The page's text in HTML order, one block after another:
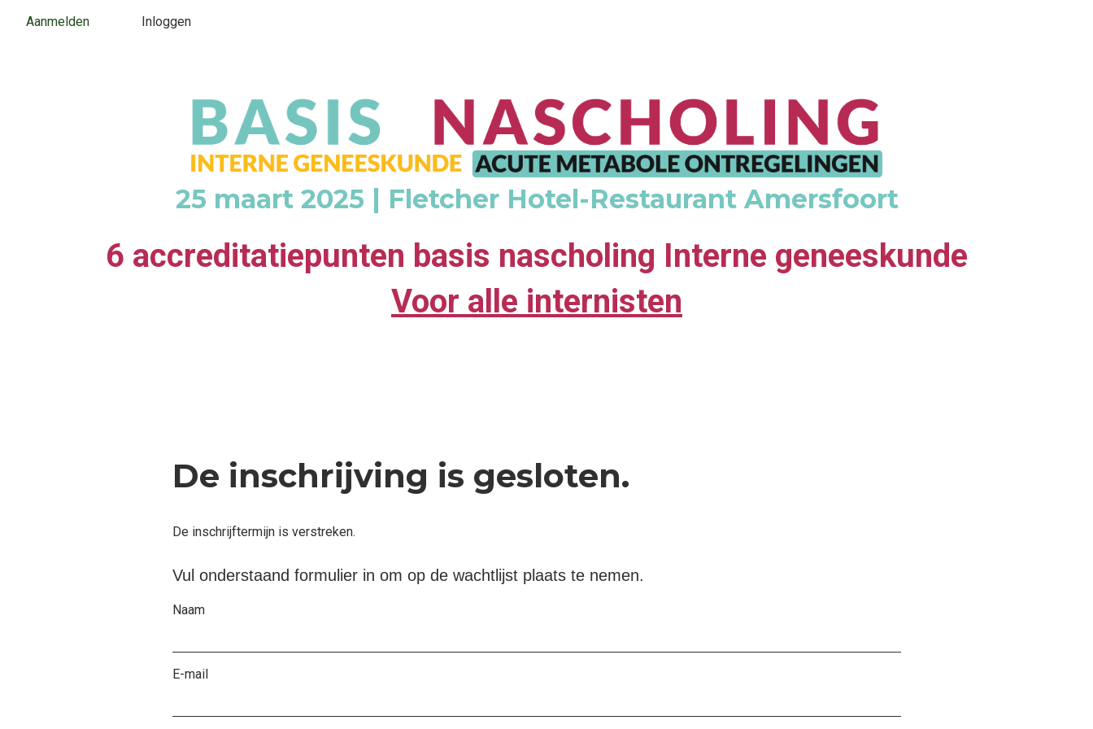
Aanmelden Inloggen
25 maart 2025 | Fletcher Hotel-Restaurant Amersfoort
6 accreditatiepunten basis nascholing Interne geneeskunde
Voor alle internisten
De inschrijving is gesloten.
De inschrijftermijn is verstreken.
Vul onderstaand formulier in om op de wachtlijst plaats te nemen.
Naam
E-mail